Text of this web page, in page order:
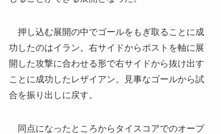
押し込む展開の中でゴールをもぎ取ることに成
功したのはイラン。右サイドからポストを軸に展
開した攻撃に合わせる形で右サイドから抜け出す
ことに成功したレザイアン。見事なゴールから試
合を振り出しに戻す。
同点になったところからタイスコアでのオープ